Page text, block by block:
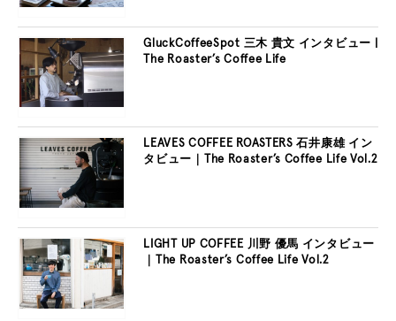
GluckCoffeeSpot 三木 貴文 インタビュー |
The Roaster’s Coffee Life
LEAVES COFFEE ROASTERS 石井康雄 イン
タビュー｜The Roaster’s Coffee Life Vol.2
LIGHT UP COFFEE 川野 優馬 インタビュー
｜The Roaster’s Coffee Life Vol.2